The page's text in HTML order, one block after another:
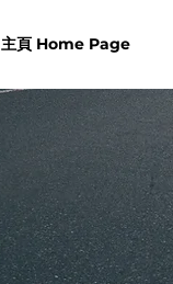
主頁 Home Page